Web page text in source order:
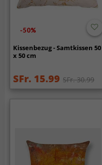
-50%
Kissenbezug - Samtkissen 50
x 50 cm
SFr. 15.99 SFr. 30.99